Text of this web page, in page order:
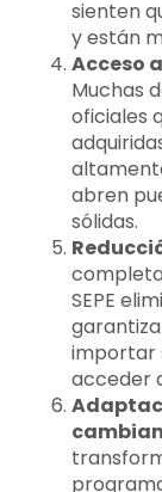
sienten
y están
Acceso
Muchas
oficiales
abren
sólidas.
SEPE
importar
acceder